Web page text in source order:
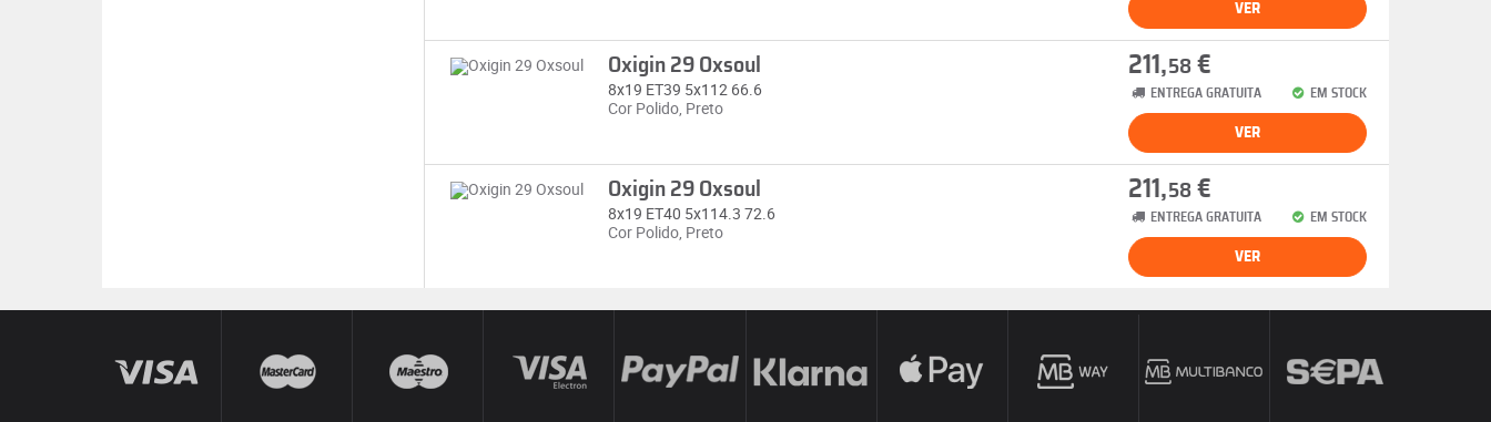
VER
Oxigin 29 Oxsoul
8x19 ET39 5x112 66.6
Cor Polido, Preto
211,58 €
ENTREGA GRATUITA EM STOCK
VER
Oxigin 29 Oxsoul
8x19 ET40 5x114.3 72.6
Cor Polido, Preto
211,58 €
ENTREGA GRATUITA EM STOCK
VER